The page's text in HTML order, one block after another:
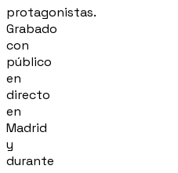
protagonistas.
Grabado
con
público
en
directo
en
Madrid
y
durante